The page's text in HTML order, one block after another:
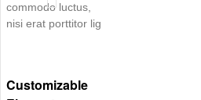
commodo luctus,
nisi erat porttitor lig
Customizable